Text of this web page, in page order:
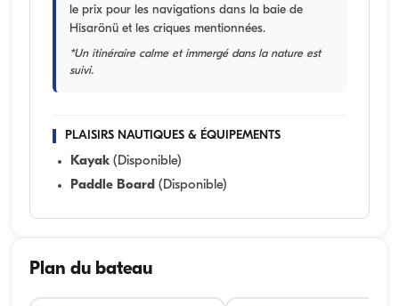
le prix pour les navigations dans la baie de
Hisarönü et les criques mentionnées.
*Un itinéraire calme et immergé dans la nature est
suivi.
PLAISIRS NAUTIQUES & ÉQUIPEMENTS
Kayak (Disponible)
Paddle Board (Disponible)
Plan du bateau